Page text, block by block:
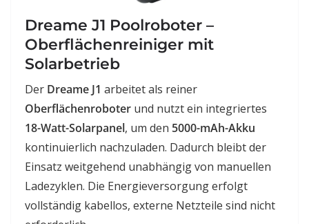
Dreame J1 Poolroboter –
Oberflächenreiniger mit
Solarbetrieb
Der Dreame J1 arbeitet als reiner
Oberflächenroboter und nutzt ein integriertes
18-Watt-Solarpanel, um den 5000-mAh-Akku
kontinuierlich nachzuladen. Dadurch bleibt der
Einsatz weitgehend unabhängig von manuellen
Ladezyklen. Die Energieversorgung erfolgt
vollständig kabellos, externe Netzteile sind nicht